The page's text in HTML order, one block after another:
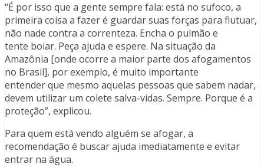
“É por isso que a gente sempre fala: está no sufoco, a
primeira coisa a fazer é guardar suas forças para flutuar,
não nade contra a correnteza. Encha o pulmão e
tente boiar. Peça ajuda e espere. Na situação da
Amazônia [onde ocorre a maior parte dos afogamentos
no Brasil], por exemplo, é muito importante
entender que mesmo aquelas pessoas que sabem nadar,
devem utilizar um colete salva-vidas. Sempre. Porque é a
proteção”, explicou.
Para quem está vendo alguém se afogar, a
recomendação é buscar ajuda imediatamente e evitar
entrar na água.